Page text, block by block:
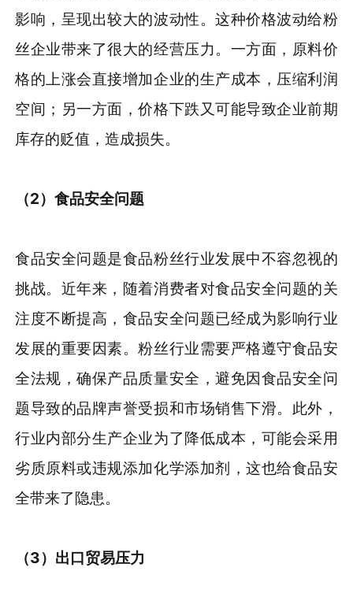
影响，呈现出较大的波动性。这种价格波动给粉
丝企业带来了很大的经营压力。一方面，原料价
格的上涨会直接增加企业的生产成本，压缩利润
空间；另一方面，价格下跌又可能导致企业前期
库存的贬值，造成损失。
（2）食品安全问题
食品安全问题是食品粉丝行业发展中不容忽视的
挑战。近年来，随着消费者对食品安全问题的关
注度不断提高，食品安全问题已经成为影响行业
发展的重要因素。粉丝行业需要严格遵守食品安
全法规，确保产品质量安全，避免因食品安全问
题导致的品牌声誉受损和市场销售下滑。此外，
行业内部分生产企业为了降低成本，可能会采用
劣质原料或违规添加化学添加剂，这也给食品安
全带来了隐患。
（3）出口贸易压力